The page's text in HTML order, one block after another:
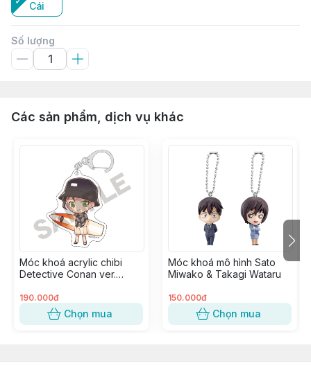
Cái
Số lượng
Các sản phẩm, dịch vụ khác
Móc khoá acrylic chibi
Detective Conan ver.
190.000đ
Chọn mua
Móc khoá mô hình Sato
Miwako & Takagi Wataru
150.000đ
Chọn mua